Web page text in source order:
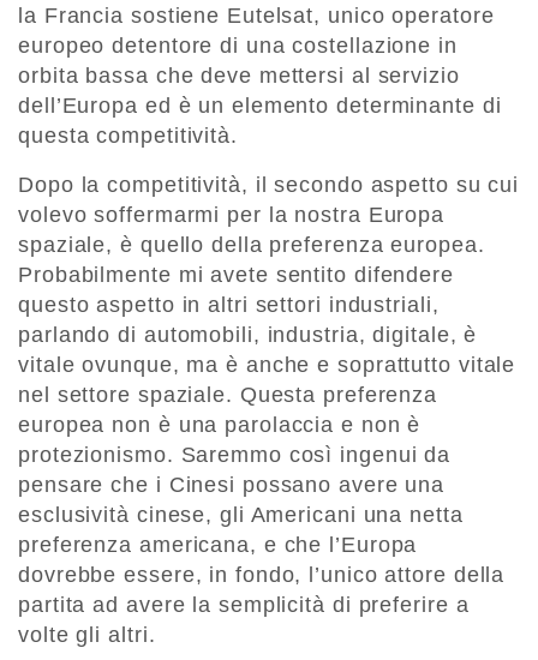
la Francia sostiene Eutelsat, unico operatore
europeo detentore di una costellazione in
orbita bassa che deve mettersi al servizio
dell’Europa ed è un elemento determinante di
questa competitività.
Dopo la competitività, il secondo aspetto su cui
volevo soffermarmi per la nostra Europa
spaziale, è quello della preferenza europea.
Probabilmente mi avete sentito difendere
questo aspetto in altri settori industriali,
parlando di automobili, industria, digitale, è
vitale ovunque, ma è anche e soprattutto vitale
nel settore spaziale. Questa preferenza
europea non è una parolaccia e non è
protezionismo. Saremmo così ingenui da
pensare che i Cinesi possano avere una
esclusività cinese, gli Americani una netta
preferenza americana, e che l’Europa
dovrebbe essere, in fondo, l’unico attore della
partita ad avere la semplicità di preferire a
volte gli altri.